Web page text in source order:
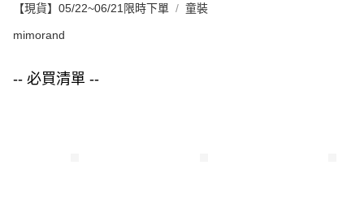
【現貨】05/22~06/21限時下單 童裝
mimorand
-- 必買清單 --